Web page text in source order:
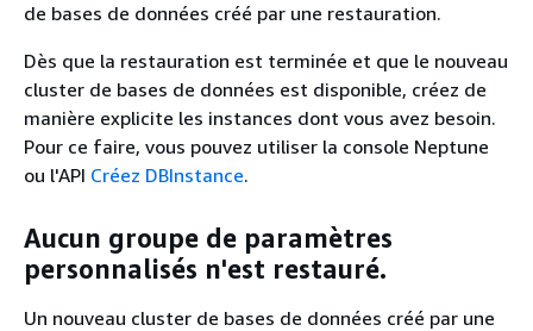
de bases de données créé par une restauration.
Dès que la restauration est terminée et que le nouveau
cluster de bases de données est disponible, créez de
manière explicite les instances dont vous avez besoin.
Pour ce faire, vous pouvez utiliser la console Neptune
ou l'API Créez DBInstance.
Aucun groupe de paramètres
personnalisés n'est restauré.
Un nouveau cluster de bases de données créé par une